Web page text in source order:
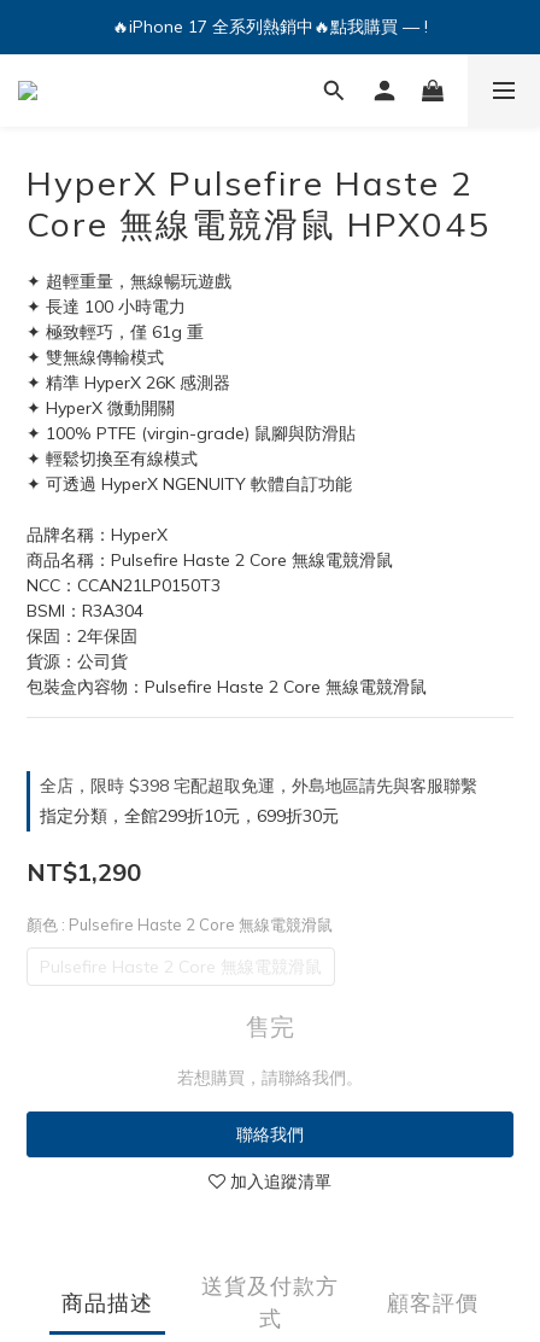
🔥iPhone 17 全系列熱銷中🔥點我購買 — !
💕加入Q哥 Line 新好友領優惠券！🎫
HyperX Pulsefire Haste 2
Core 無線電競滑鼠 HPX045
✦ 超輕重量，無線暢玩遊戲
✦ 長達 100 小時電力
✦ 極致輕巧，僅 61g 重
✦ 雙無線傳輸模式
✦ 精準 HyperX 26K 感測器
✦ HyperX 微動開關
✦ 100% PTFE (virgin-grade) 鼠腳與防滑貼
✦ 輕鬆切換至有線模式
✦ 可透過 HyperX NGENUITY 軟體自訂功能
品牌名稱：HyperX
商品名稱：Pulsefire Haste 2 Core 無線電競滑鼠
NCC：CCAN21LP0150T3
BSMI：R3A304
保固：2年保固
貨源：公司貨
包裝盒內容物：Pulsefire Haste 2 Core 無線電競滑鼠
全店，限時 $398 宅配超取免運，外島地區請先與客服聯繫
指定分類，全館299折10元，699折30元
NT$1,290
顏色 : Pulsefire Haste 2 Core 無線電競滑鼠
Pulsefire Haste 2 Core 無線電競滑鼠
售完
若想購買，請聯絡我們。
聯絡我們
加入追蹤清單
商品描述
送貨及付款方
式
顧客評價